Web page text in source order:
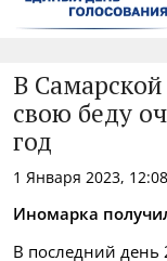
В Самарской
свою беду
год
1 Января 2023,
Иномарка
В последний день